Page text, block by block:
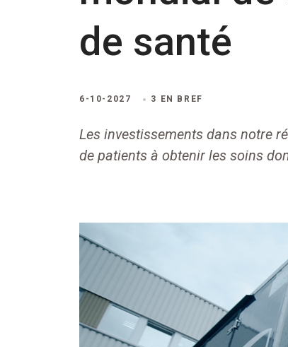
de santé
6-10-2027 3 EN BREF
Les investissements dans notre
de patients à obtenir les soins